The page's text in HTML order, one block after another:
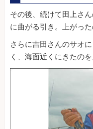
その後、続けて田上さ
に曲がる引き。上がっ
さらに吉田さんのサオ
く、海面近くにきたの